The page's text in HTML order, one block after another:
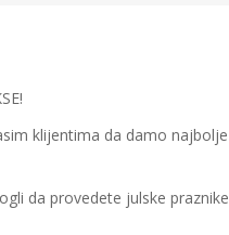
klijentima da damo najbolje
da provedete julske praznike